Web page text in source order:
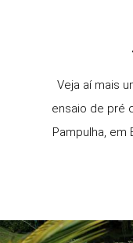
Veja aí mais
ensaio de pré
Pampulha, em